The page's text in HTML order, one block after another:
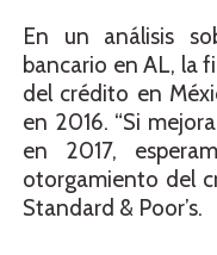
En un análisis
bancario en AL, la
del crédito en
en 2016. “Si
en 2017,
otorgamiento del
Standard & Poor’s.